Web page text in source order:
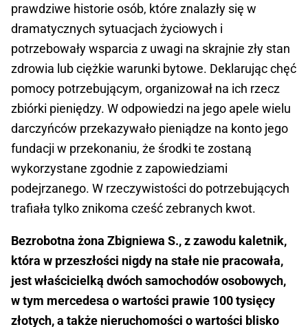
prawdziwe historie osób, które znalazły się w
dramatycznych sytuacjach życiowych i
potrzebowały wsparcia z uwagi na skrajnie zły stan
zdrowia lub ciężkie warunki bytowe. Deklarując chęć
pomocy potrzebującym, organizował na ich rzecz
zbiórki pieniędzy. W odpowiedzi na jego apele wielu
darczyńców przekazywało pieniądze na konto jego
fundacji w przekonaniu, że środki te zostaną
wykorzystane zgodnie z zapowiedziami
podejrzanego. W rzeczywistości do potrzebujących
trafiała tylko znikoma cześć zebranych kwot.
Bezrobotna żona Zbigniewa S., z zawodu kaletnik,
która w przeszłości nigdy na stałe nie pracowała,
jest właścicielką dwóch samochodów osobowych,
w tym mercedesa o wartości prawie 100 tysięcy
złotych, a także nieruchomości o wartości blisko